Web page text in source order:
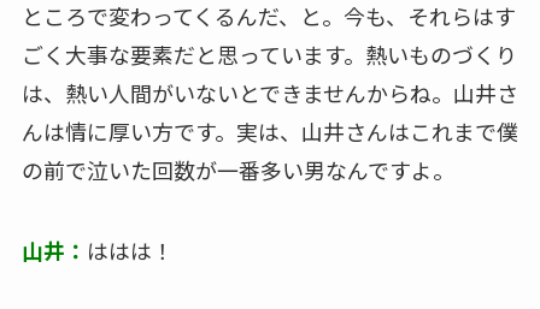
ところで変わってくるんだ、と。今も、それらはす
ごく大事な要素だと思っています。熱いものづくり
は、熱い人間がいないとできませんからね。山井さ
んは情に厚い方です。実は、山井さんはこれまで僕
の前で泣いた回数が一番多い男なんですよ。
山井： ははは！